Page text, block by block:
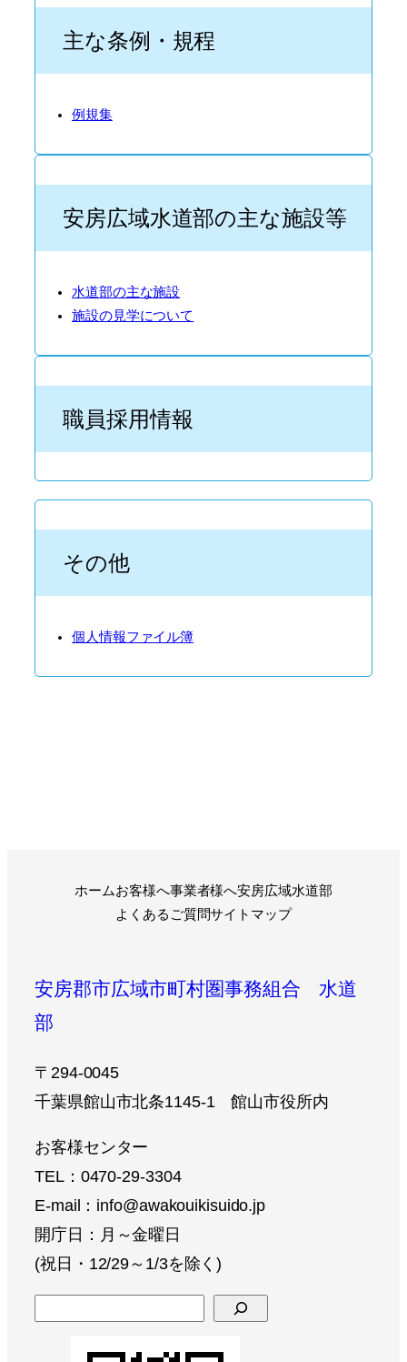
主な条例・規程
例規集
安房広域水道部の主な施設等
水道部の主な施設
施設の見学について
職員採用情報
その他
個人情報ファイル簿
ホームお客様へ事業者様へ安房広域水道部
よくあるご質問サイトマップ
安房郡市広域市町村圏事務組合 水道
部
〒294-0045
千葉県館山市北条1145-1 館山市役所内
お客様センター
TEL：0470-29-3304
E-mail：info@awakouikisuido.jp
開庁日：月～金曜日
(祝日・12/29～1/3を除く)